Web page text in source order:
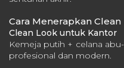
Cara Menerapkan
Clean Look untuk Kantor
Kemeja putih + celana
profesional dan modern.